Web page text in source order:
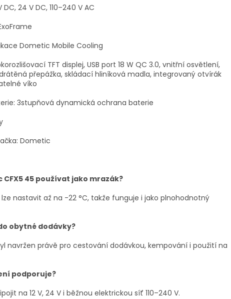
DC, 24 V DC, 110–240 V AC
Dometic Mobile Cooling
TFT displej, USB port 18 W QC 3.0, vnitřní osvětlení,
přepážka, skládací hliníková madla, integrovaný otvírák
víko
3stupňová dynamická ochrana baterie
Dometic
CFX5 45 používat jako mrazák?
nastavit až na -22 °C, takže funguje i jako plnohodnotný
obytné dodávky?
navržen právě pro cestování dodávkou, kempování i použití na
podporuje?
na 12 V, 24 V i běžnou elektrickou síť 110–240 V.